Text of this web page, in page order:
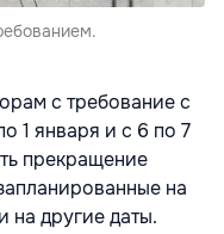
с требование с
1 января и с 6 по 7
прекращение
на
на другие даты.